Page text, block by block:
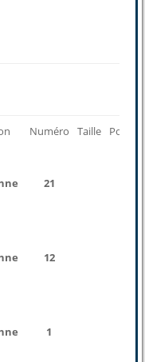
Numéro Taille Poids
21
12
1